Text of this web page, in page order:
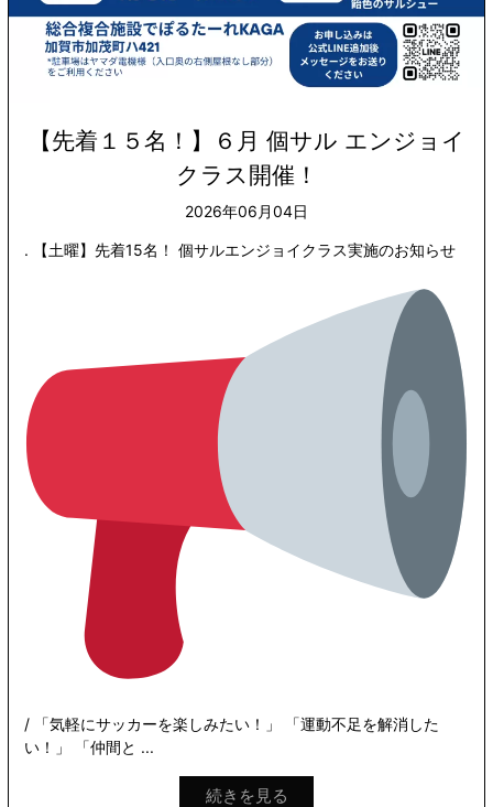
【先着１５名！】６月 個サル エンジョイ
クラス開催！
2026年06月04日
. 【土曜】先着15名！ 個サルエンジョイクラス実施のお知らせ
/ 「気軽にサッカーを楽しみたい！」 「運動不足を解消した
い！」 「仲間と ...
続きを見る